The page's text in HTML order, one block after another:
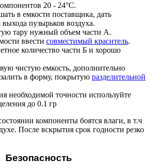
20 - 24°C.
в емкости поставщика, дать
выхода пузырьков воздуха.
тару нужный объем части А.
ввести совместимый краситель.
количество части Б и хорошо
чистую емкость, дополнительно
в форму, покрытую разделительной
необходимой точности используйте
до 0.1 гр
компоненты боятся влаги, в т.ч
После вскрытия срок годности резко
Безопасность